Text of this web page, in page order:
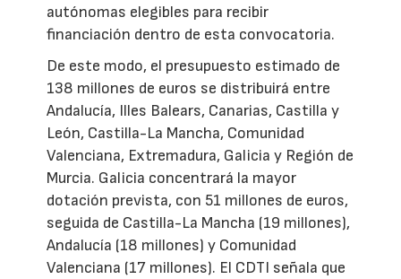
autónomas elegibles para recibir
financiación dentro de esta convocatoria.
De este modo, el presupuesto estimado de
138 millones de euros se distribuirá entre
Andalucía, Illes Balears, Canarias, Castilla y
León, Castilla-La Mancha, Comunidad
Valenciana, Extremadura, Galicia y Región de
Murcia. Galicia concentrará la mayor
dotación prevista, con 51 millones de euros,
seguida de Castilla-La Mancha (19 millones),
Andalucía (18 millones) y Comunidad
Valenciana (17 millones). El CDTI señala que